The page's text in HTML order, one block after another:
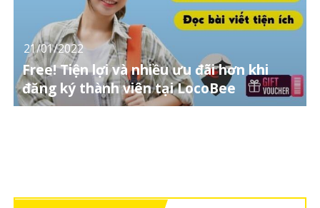
21/01/2022
Free! Tiện lợi và nhiều ưu đãi hơn khi
đăng ký thành viên tại LocoBee